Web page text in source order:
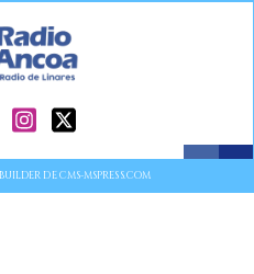
DE CMS-MSPRESS.COM